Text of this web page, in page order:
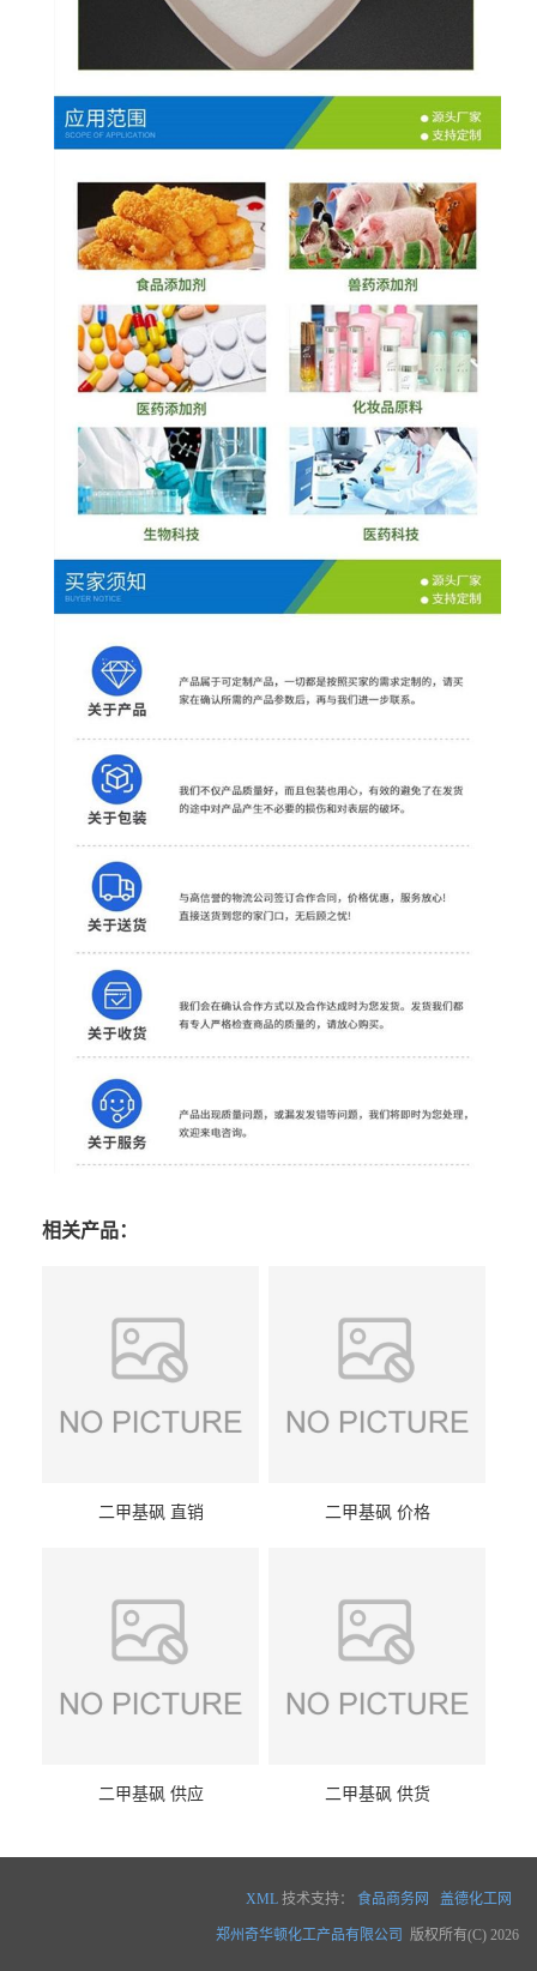
相关产品：
二甲基砜 直销 二甲基砜 价格
二甲基砜 供应 二甲基砜 供货
XML 技术支持： 食品商务网 盖德化工网
郑州奇华顿化工产品有限公司 版权所有(C) 2026